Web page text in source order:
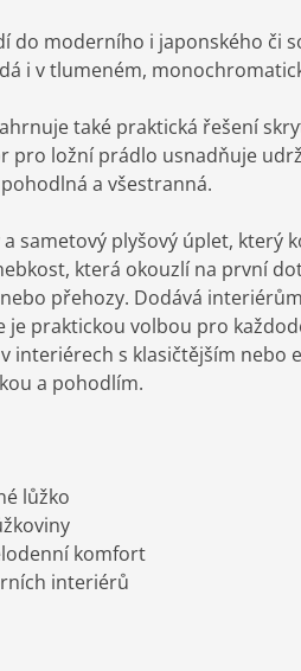
do moderního i japonského
i v tlumeném,
také praktická řešení
ložní prádlo usnadňuje
a všestranná.
sametový plyšový úplet, který
která okouzlí na první
přehozy. Dodává
je praktickou volbou pro
interiérech s klasičtějším
a pohodlím.
lůžko
komfort
interiérů